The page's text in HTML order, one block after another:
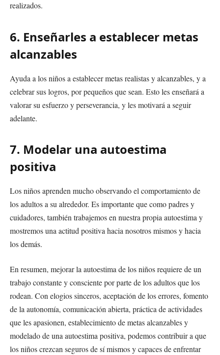
realizados.
6. Enseñarles a establecer metas
alcanzables
Ayuda a los niños a establecer metas realistas y alcanzables, y a
celebrar sus logros, por pequeños que sean. Esto les enseñará a
valorar su esfuerzo y perseverancia, y les motivará a seguir
adelante.
7. Modelar una autoestima
positiva
Los niños aprenden mucho observando el comportamiento de
los adultos a su alrededor. Es importante que como padres y
cuidadores, también trabajemos en nuestra propia autoestima y
mostremos una actitud positiva hacia nosotros mismos y hacia
los demás.
En resumen, mejorar la autoestima de los niños requiere de un
trabajo constante y consciente por parte de los adultos que los
rodean. Con elogios sinceros, aceptación de los errores, fomento
de la autonomía, comunicación abierta, práctica de actividades
que les apasionen, establecimiento de metas alcanzables y
modelado de una autoestima positiva, podemos contribuir a que
los niños crezcan seguros de sí mismos y capaces de enfrentar